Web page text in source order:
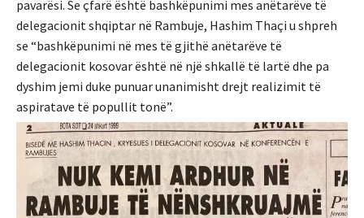
pavarësi. Se çfarë është bashkëpunimi mes anëtarëve të
delegacionit shqiptar në Rambuje, Hashim Thaçi u shpreh
se “bashkëpunimi në mes të gjithë anëtarëve të
delegacionit kosovar është në një shkallë të lartë dhe pa
dyshim jemi duke punuar unanimisht drejt realizimit të
aspiratave të popullit tonë”.